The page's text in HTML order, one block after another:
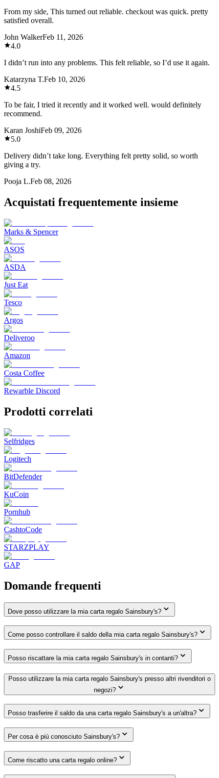
From my side, This turned out reliable. checkout was quick. pretty
satisfied overall.
John WalkerFeb 11, 2026
4.0
I didn’t run into any problems. This felt reliable, so I’d use it again.
Katarzyna T.Feb 10, 2026
4.5
To be fair, I tried it recently and it worked well. would definitely
recommend.
Karan JoshiFeb 09, 2026
5.0
Delivery didn’t take long. Everything felt pretty solid, so worth
giving a try.
Pooja L.Feb 08, 2026
Acquistati frequentemente insieme
Marks & Spencer
ASOS
ASDA
Just Eat
Tesco
Argos
Deliveroo
Amazon
Costa Coffee
Rewarble Discord
Prodotti correlati
Selfridges
Logitech
BitDefender
KuCoin
Pornhub
CashtoCode
STARZPLAY
GAP
Domande frequenti
Dove posso utilizzare la mia carta regalo Sainsbury's?
Come posso controllare il saldo della mia carta regalo Sainsbury's?
Posso riscattare la mia carta regalo Sainsbury's in contanti?
Posso utilizzare la mia carta regalo Sainsbury's presso altri rivenditori o
negozi?
Posso trasferire il saldo da una carta regalo Sainsbury's a un'altra?
Per cosa è più conosciuto Sainsbury's?
Come riscatto una carta regalo online?